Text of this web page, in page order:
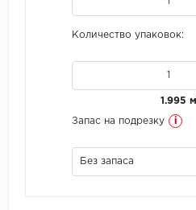
Количество упаковок:
1.995 м
Запас на подрезку i
Без запаса